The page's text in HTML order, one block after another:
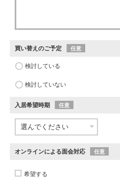
買い替えのご予定 任意
検討している
検討していない
入居希望時期 任意
オンラインによる面会対応 任意
希望する